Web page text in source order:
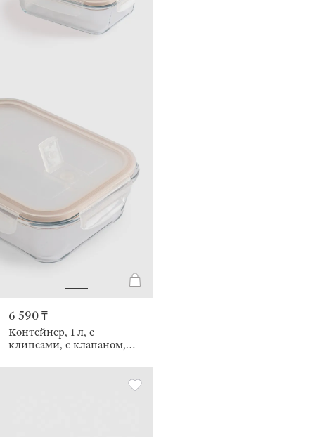
6 590 ₸
Контейнер, 1 л, с
клипсами, с клапаном,